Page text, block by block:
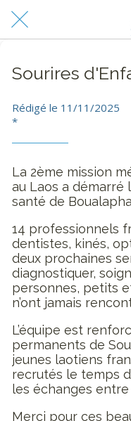
Sourires
Rédigé le 11/11/2025
*
La 2ème mission
au Laos a démarré
santé de
14 professionnels
dentistes, kinés,
deux prochaines
diagnostiquer,
personnes, petits
n’ont jamais
L’équipe est
permanents de
jeunes laotiens
recrutés le temps
les échanges
Merci pour ces